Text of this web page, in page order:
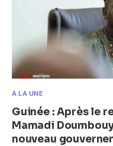
A LA UNE
Guinée : Après le
Mamadi
nouveau